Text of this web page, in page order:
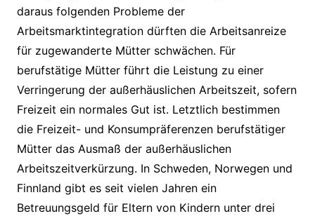
daraus folgenden Probleme der
Arbeitsmarktintegration dürften die Arbeitsanreize
für zugewanderte Mütter schwächen. Für
berufstätige Mütter führt die Leistung zu einer
Verringerung der außerhäuslichen Arbeitszeit, sofern
Freizeit ein normales Gut ist. Letztlich bestimmen
die Freizeit- und Konsumpräferenzen berufstätiger
Mütter das Ausmaß der außerhäuslichen
Arbeitszeitverkürzung. In Schweden, Norwegen und
Finnland gibt es seit vielen Jahren ein
Betreuungsgeld für Eltern von Kindern unter drei